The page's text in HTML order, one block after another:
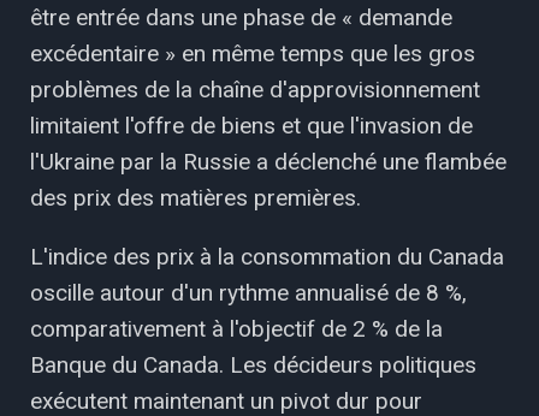
être entrée dans une phase de « demande
excédentaire » en même temps que les gros
problèmes de la chaîne d'approvisionnement
limitaient l'offre de biens et que l'invasion de
l'Ukraine par la Russie a déclenché une flambée
des prix des matières premières.
L'indice des prix à la consommation du Canada
oscille autour d'un rythme annualisé de 8 %,
comparativement à l'objectif de 2 % de la
Banque du Canada. Les décideurs politiques
exécutent maintenant un pivot dur pour